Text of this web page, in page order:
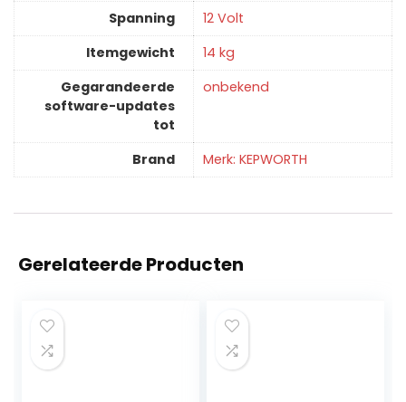
Spanning
‎12 Volt
Itemgewicht
‎14 kg
Gegarandeerde
software-updates
tot
‎onbekend
Brand Merk: KEPWORTH
Gerelateerde Producten